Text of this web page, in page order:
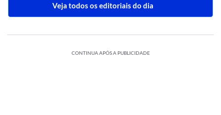
Veja todos os editoriais do dia
CONTINUA APÓS A PUBLICIDADE